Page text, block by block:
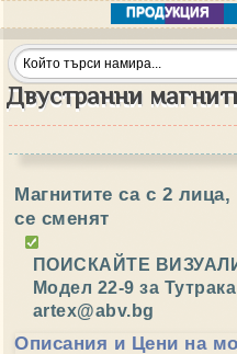
ПРОДУКЦИЯ
Двустранни
Магнитите са с 2
се сменят
ПОИСКАЙТЕ
Модел 22-9 за
artex@abv.bg
Описания и Цени на